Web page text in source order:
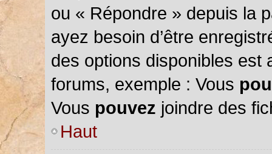
ou « Répondre » depuis la
ayez besoin d’être
des options disponibles est
forums, exemple : Vous
Vous pouvez joindre des
Haut